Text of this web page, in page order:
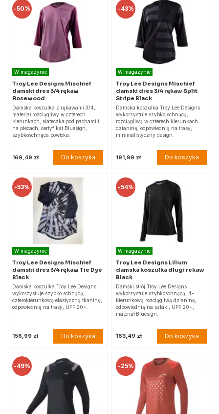
-50%
W magazynie
Troy Lee Designs Mischief
damski dres 3/4 rękaw
Rosewood
Damska koszulka z rękawami 3/4,
materiał rozciągliwy w czterech
kierunkach, siateczka pod pachami i
na plecach, certyfikat Bluesign,
szybkoschnąca powłoka.
169,49 zł Do koszyka
-43%
W magazynie
Troy Lee Designs Mischief
damski dres 3/4 rękaw Split
Stripe Black
Damska koszulka Troy Lee Designs
wykorzystuje szybko schnącą,
rozciągliwą w czterech kierunkach
dzianinę, odpowiednią na trasy,
minimalistyczny design.
191,99 zł Do koszyka
-53%
W magazynie
Troy Lee Designs Mischief
damski dres 3/4 rękaw Tie Dye
Black
Damska koszulka Troy Lee Designs
wykorzystuje szybko schnącą,
czterokierunkową elastyczną tkaninę,
odpowiednią na trasy, UPF 20+.
156,99 zł Do koszyka
-54%
W magazynie
Troy Lee Designs Lilium
damska koszulka dlugi rekaw
Black
Damski strój Troy Lee Designs
wykorzystuje szybkoschnącą, 4-
kierunkową rozciągliwą dzianinę,
odpowiednią na szlaki, UPF 20+,
materiał Bluesign.
163,49 zł Do koszyka
-49% -25%